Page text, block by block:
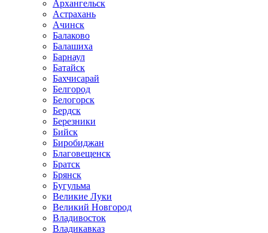
Архангельск
Астрахань
Ачинск
Балаково
Балашиха
Барнаул
Батайск
Бахчисарай
Белгород
Белогорск
Бердск
Березники
Бийск
Биробиджан
Благовещенск
Братск
Брянск
Бугульма
Великие Луки
Великий Новгород
Владивосток
Владикавказ